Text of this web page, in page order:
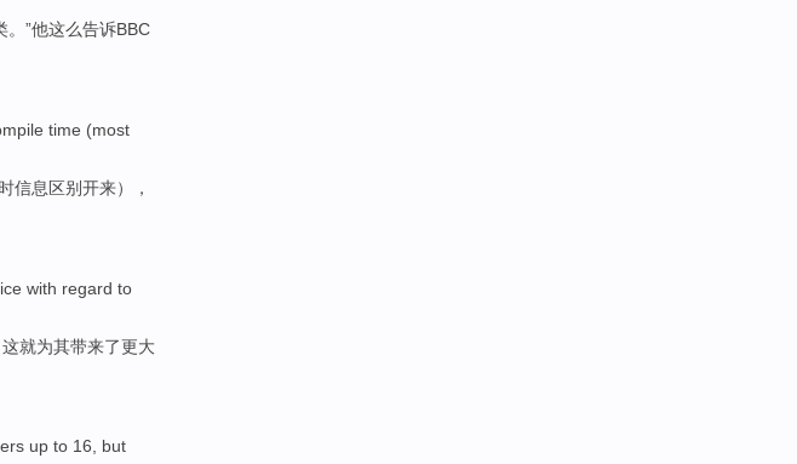
。”他这么告诉BBC
time (most
信息 区别开来），
with regard to
这就为其带来了更大
up to 16, but